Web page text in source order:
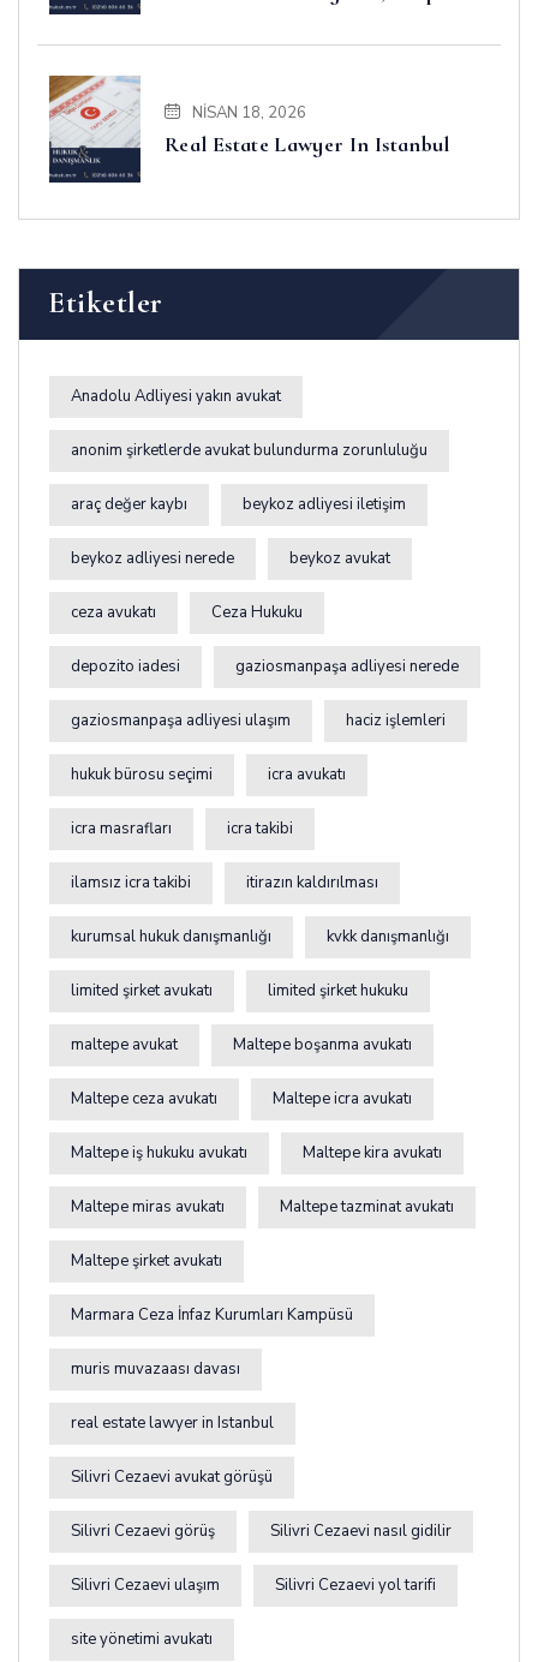
NISAN 18, 2026
Real Estate Lawyer In Istanbul
Etiketler
Anadolu Adliyesi yakın avukat
anonim şirketlerde avukat bulundurma zorunluluğu
araç değer kaybı beykoz adliyesi iletişim
beykoz adliyesi nerede beykoz avukat
ceza avukatı Ceza Hukuku
depozito iadesi gaziosmanpaşa adliyesi nerede
gaziosmanpaşa adliyesi ulaşım haciz işlemleri
hukuk bürosu seçimi icra avukatı
icra masrafları icra takibi
ilamsız icra takibi itirazın kaldırılması
kurumsal hukuk danışmanlığı kvkk danışmanlığı
limited şirket avukatı limited şirket hukuku
maltepe avukat Maltepe boşanma avukatı
Maltepe ceza avukatı Maltepe icra avukatı
Maltepe iş hukuku avukatı Maltepe kira avukatı
Maltepe miras avukatı Maltepe tazminat avukatı
Maltepe şirket avukatı
Marmara Ceza İnfaz Kurumları Kampüsü
muris muvazaası davası
real estate lawyer in Istanbul
Silivri Cezaevi avukat görüşü
Silivri Cezaevi görüş Silivri Cezaevi nasıl gidilir
Silivri Cezaevi ulaşım Silivri Cezaevi yol tarifi
site yönetimi avukatı